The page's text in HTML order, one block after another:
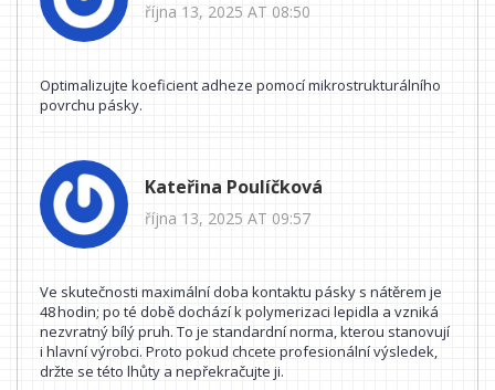
října 13, 2025 AT 08:50
Optimalizujte koeficient adheze pomocí mikrostrukturálního
povrchu pásky.
Kateřina Poulíčková
října 13, 2025 AT 09:57
Ve skutečnosti maximální doba kontaktu pásky s nátěrem je
48 hodin; po té době dochází k polymerizaci lepidla a vzniká
nezvratný bílý pruh. To je standardní norma, kterou stanovují
i hlavní výrobci. Proto pokud chcete profesionální výsledek,
držte se této lhůty a nepřekračujte ji.